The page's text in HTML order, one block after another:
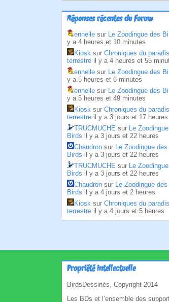
Réponses récentes du Forum
ennelle sur Le Zoodingue des
y a 4 heures et 10 minutes
Kiosk sur Chroniques du paradis
terrestre il y a 4 heures et 55
ennelle sur Le Zoodingue des
y a 5 heures et 6 minutes
ennelle sur Le Zoodingue des
y a 5 heures et 49 minutes
Kiosk sur Chroniques du paradis
terrestre il y a 3 jours et 17 heures
TRUCMUCHE sur Le
Birds il y a 3 jours et 22 heures
Chaudron sur Le Zoodingue des
Birds il y a 3 jours et 22 heures
TRUCMUCHE sur Le
Birds il y a 3 jours et 22 heures
Chaudron sur Le Zoodingue des
Birds il y a 4 jours et 2 heures
Kiosk sur Chroniques du paradis
terrestre il y a 4 jours et 5 heures
Propriété intellectuelle
BirdsDessinés, Copyright 2014
Les BDs et l’ensemble des